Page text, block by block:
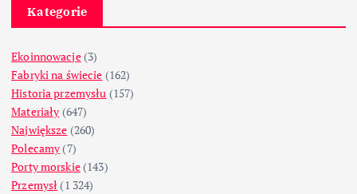
Kategorie
Ekoinnowacje(3)
Fabryki na świecie (162)
Historia przemysłu (157)
Materiały (647)
Największe (260)
Polecamy (7)
Porty morskie(143)
Przemysł (1 324)